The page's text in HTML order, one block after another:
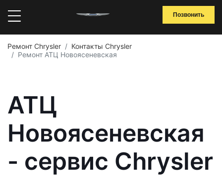
Позвонить
Ремонт Chrysler
Контакты Chrysler
Ремонт АТЦ Новоясеневская
АТЦ
Новоясеневская
- сервис Chrysler